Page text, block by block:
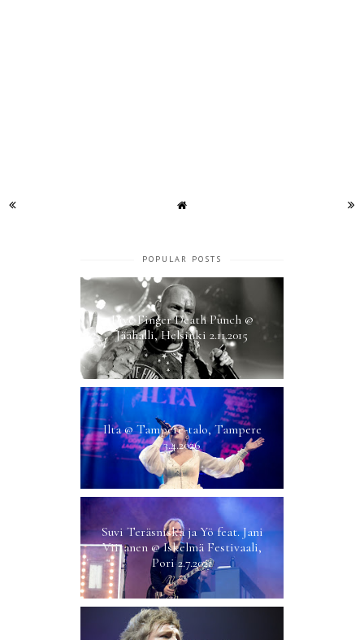
POPULAR POSTS
Five Finger Death Punch @
Jäähalli, Helsinki 2.11.2015
Ilta @ Tampere-talo, Tampere
3.4.2026
Suvi Teräsniska ja Yö feat. Jani
Viitanen @ Iskelmä Festivaali,
Pori 2.7.2021